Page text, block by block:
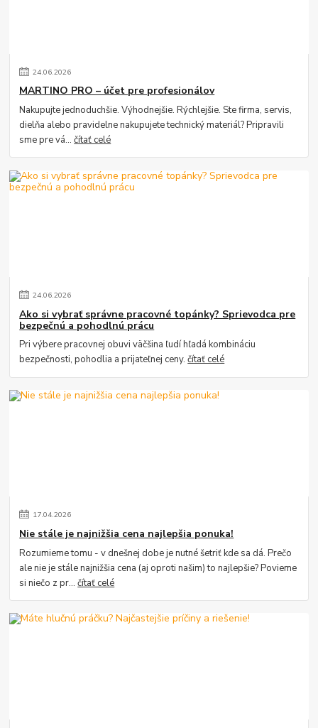
24.06.2026
MARTINO PRO – účet pre profesionálov
Nakupujte jednoduchšie. Výhodnejšie. Rýchlejšie. Ste firma, servis,
dielňa alebo pravidelne nakupujete technický materiál? Pripravili
sme pre vá...čítať celé
24.06.2026
Ako si vybrať správne pracovné topánky? Sprievodca pre
bezpečnú a pohodlnú prácu
Pri výbere pracovnej obuvi väčšina ľudí hľadá kombináciu
bezpečnosti, pohodlia a prijateľnej ceny.čítať celé
17.04.2026
Nie stále je najnižšia cena najlepšia ponuka!
Rozumieme tomu - v dnešnej dobe je nutné šetriť kde sa dá. Prečo
ale nie je stále najnižšia cena (aj oproti našim) to najlepšie? Povieme
si niečo z pr...čítať celé